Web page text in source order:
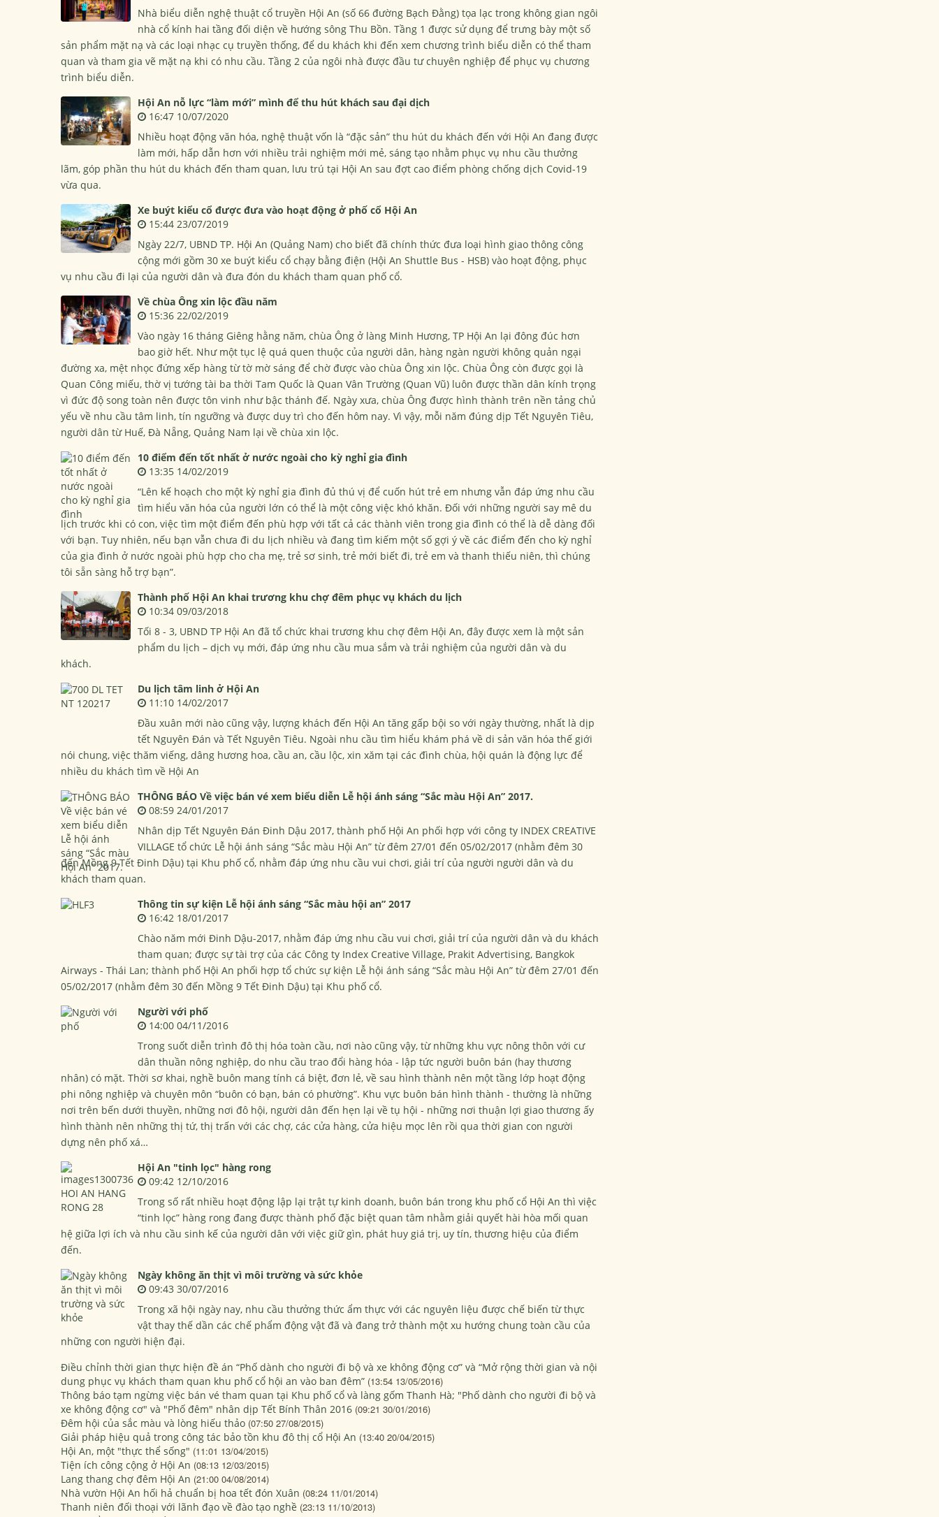
Nhà biểu diễn nghệ thuật cổ truyền Hội An (số 66 đường Bạch Đằng) tọa lạc trong không gian ngôi
nhà cổ kính hai tầng đối diện về hướng sông Thu Bồn. Tầng 1 được sử dụng để trưng bày một số
sản phẩm mặt nạ và các loại nhạc cụ truyền thống, để du khách khi đến xem chương trình biểu diễn có thể tham
quan và tham gia vẽ mặt nạ khi có nhu cầu. Tầng 2 của ngôi nhà được đầu tư chuyên nghiệp để phục vụ chương
trình biểu diễn.
Hội An nỗ lực “làm mới” mình để thu hút khách sau đại dịch
16:47 10/07/2020
Nhiều hoạt động văn hóa, nghệ thuật vốn là “đặc sản” thu hút du khách đến với Hội An đang được
làm mới, hấp dẫn hơn với nhiều trải nghiệm mới mẻ, sáng tạo nhằm phục vụ nhu cầu thưởng
lãm, góp phần thu hút du khách đến tham quan, lưu trú tại Hội An sau đợt cao điểm phòng chống dịch Covid-19
vừa qua.
Xe buýt kiểu cổ được đưa vào hoạt động ở phố cổ Hội An
15:44 23/07/2019
Ngày 22/7, UBND TP. Hội An (Quảng Nam) cho biết đã chính thức đưa loại hình giao thông công
cộng mới gồm 30 xe buýt kiểu cổ chạy bằng điện (Hội An Shuttle Bus - HSB) vào hoạt động, phục
vụ nhu cầu đi lại của người dân và đưa đón du khách tham quan phố cổ.
Về chùa Ông xin lộc đầu năm
15:36 22/02/2019
Vào ngày 16 tháng Giêng hằng năm, chùa Ông ở làng Minh Hương, TP Hội An lại đông đúc hơn
bao giờ hết. Như một tục lệ quá quen thuộc của người dân, hàng ngàn người không quản ngại
đường xa, mệt nhọc đứng xếp hàng từ tờ mờ sáng để chờ được vào chùa Ông xin lộc. Chùa Ông còn được gọi là
Quan Công miếu, thờ vị tướng tài ba thời Tam Quốc là Quan Vân Trường (Quan Vũ) luôn được thần dân kính trọng
vì đức độ song toàn nên được tôn vinh như bậc thánh đế. Ngày xưa, chùa Ông được hình thành trên nền tảng chủ
yếu về nhu cầu tâm linh, tín ngưỡng và được duy trì cho đến hôm nay. Vì vậy, mỗi năm đúng dịp Tết Nguyên Tiêu,
người dân từ Huế, Đà Nẵng, Quảng Nam lại về chùa xin lộc.
10 điểm đến tốt nhất ở nước ngoài cho kỳ nghỉ gia đình
13:35 14/02/2019
“Lên kế hoạch cho một kỳ nghỉ gia đình đủ thú vị để cuốn hút trẻ em nhưng vẫn đáp ứng nhu cầu
tìm hiểu văn hóa của người lớn có thể là một công việc khó khăn. Đối với những người say mê du
lịch trước khi có con, việc tìm một điểm đến phù hợp với tất cả các thành viên trong gia đình có thể là dễ dàng đối
với bạn. Tuy nhiên, nếu bạn vẫn chưa đi du lịch nhiều và đang tìm kiếm một số gợi ý về các điểm đến cho kỳ nghỉ
của gia đình ở nước ngoài phù hợp cho cha mẹ, trẻ sơ sinh, trẻ mới biết đi, trẻ em và thanh thiếu niên, thì chúng
tôi sẵn sàng hỗ trợ bạn”.
Thành phố Hội An khai trương khu chợ đêm phục vụ khách du lịch
10:34 09/03/2018
Tối 8 - 3, UBND TP Hội An đã tổ chức khai trương khu chợ đêm Hội An, đây được xem là một sản
phẩm du lịch – dịch vụ mới, đáp ứng nhu cầu mua sắm và trải nghiệm của người dân và du
khách.
Du lịch tâm linh ở Hội An
11:10 14/02/2017
Đầu xuân mới nào cũng vậy, lượng khách đến Hội An tăng gấp bội so với ngày thường, nhất là dịp
tết Nguyên Đán và Tết Nguyên Tiêu. Ngoài nhu cầu tìm hiểu khám phá về di sản văn hóa thế giới
nói chung, việc thăm viếng, dâng hương hoa, cầu an, cầu lộc, xin xăm tại các đình chùa, hội quán là động lực để
nhiều du khách tìm về Hội An
THÔNG BÁO Về việc bán vé xem biểu diễn Lễ hội ánh sáng “Sắc màu Hội An” 2017.
08:59 24/01/2017
Nhân dịp Tết Nguyên Đán Đinh Dậu 2017, thành phố Hội An phối hợp với công ty INDEX CREATIVE
VILLAGE tổ chức Lễ hội ánh sáng “Sắc màu Hội An” từ đêm 27/01 đến 05/02/2017 (nhằm đêm 30
đến Mồng 9 Tết Đinh Dậu) tại Khu phố cổ, nhằm đáp ứng nhu cầu vui chơi, giải trí của người người dân và du
khách tham quan.
Thông tin sự kiện Lễ hội ánh sáng “Sắc màu hội an” 2017
16:42 18/01/2017
Chào năm mới Đinh Dậu-2017, nhằm đáp ứng nhu cầu vui chơi, giải trí của người dân và du khách
tham quan; được sự tài trợ của các Công ty Index Creative Village, Prakit Advertising, Bangkok
Airways - Thái Lan; thành phố Hội An phối hợp tổ chức sự kiện Lễ hội ánh sáng “Sắc màu Hội An” từ đêm 27/01 đến
05/02/2017 (nhằm đêm 30 đến Mồng 9 Tết Đinh Dậu) tại Khu phố cổ.
Người với phố
14:00 04/11/2016
Trong suốt diễn trình đô thị hóa toàn cầu, nơi nào cũng vậy, từ những khu vực nông thôn với cư
dân thuần nông nghiệp, do nhu cầu trao đổi hàng hóa - lập tức người buôn bán (hay thương
nhân) có mặt. Thời sơ khai, nghề buôn mang tính cá biệt, đơn lẻ, về sau hình thành nên một tầng lớp hoạt động
phi nông nghiệp và chuyên môn “buôn có bạn, bán có phường”. Khu vực buôn bán hình thành - thường là những
nơi trên bến dưới thuyền, những nơi đô hội, người dân đến hẹn lại về tụ hội - những nơi thuận lợi giao thương ấy
hình thành nên những thị tứ, thị trấn với các chợ, các cửa hàng, cửa hiệu mọc lên rồi qua thời gian con người
dựng nên phố xá…
Hội An "tinh lọc" hàng rong
09:42 12/10/2016
Trong số rất nhiều hoạt động lập lại trật tự kinh doanh, buôn bán trong khu phố cổ Hội An thì việc
“tinh lọc” hàng rong đang được thành phố đặc biệt quan tâm nhằm giải quyết hài hòa mối quan
hệ giữa lợi ích và nhu cầu sinh kế của người dân với việc giữ gìn, phát huy giá trị, uy tín, thương hiệu của điểm
đến.
Ngày không ăn thịt vì môi trường và sức khỏe
09:43 30/07/2016
Trong xã hội ngày nay, nhu cầu thưởng thức ẩm thực với các nguyên liệu được chế biến từ thực
vật thay thế dần các chế phẩm động vật đã và đang trở thành một xu hướng chung toàn cầu của
những con người hiện đại.
Điều chỉnh thời gian thực hiện đề án “Phố dành cho người đi bộ và xe không động cơ” và “Mở rộng thời gian và nội
dung phục vụ khách tham quan khu phố cổ hội an vào ban đêm” (13:54 13/05/2016)
Thông báo tạm ngừng việc bán vé tham quan tại Khu phố cổ và làng gốm Thanh Hà; "Phố dành cho người đi bộ và
xe không động cơ" và "Phố đêm" nhân dịp Tết Bính Thân 2016 (09:21 30/01/2016)
Đêm hội của sắc màu và lòng hiếu thảo (07:50 27/08/2015)
Giải pháp hiệu quả trong công tác bảo tồn khu đô thị cổ Hội An (13:40 20/04/2015)
Hội An, một "thực thể sống" (11:01 13/04/2015)
Tiện ích công cộng ở Hội An (08:13 12/03/2015)
Lang thang chợ đêm Hội An (21:00 04/08/2014)
Nhà vườn Hội An hối hả chuẩn bị hoa tết đón Xuân (08:24 11/01/2014)
Thanh niên đối thoại với lãnh đạo về đào tạo nghề (23:13 11/10/2013)